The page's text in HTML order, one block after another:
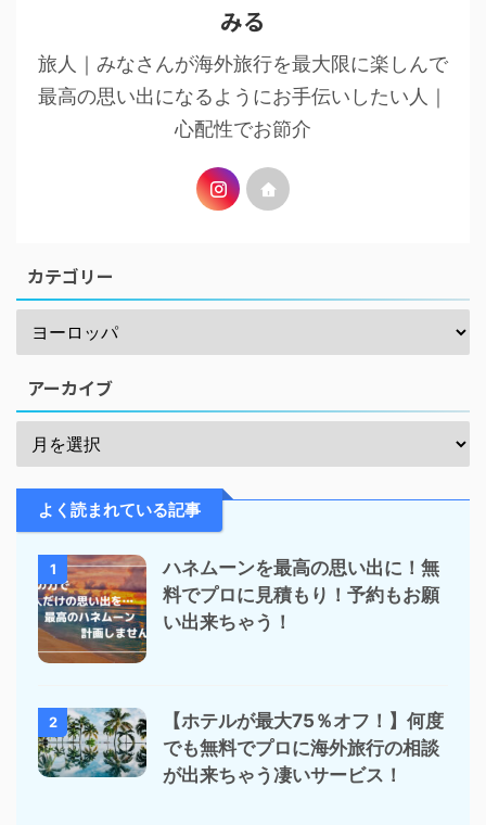
みる
旅人｜みなさんが海外旅行を最大限に楽しんで
最高の思い出になるようにお手伝いしたい人｜
心配性でお節介
カテゴリー
アーカイブ
よく読まれている記事
1
ハネムーンを最高の思い出に！無
料でプロに見積もり！予約もお願
い出来ちゃう！
2
【ホテルが最大75％オフ！】何度
でも無料でプロに海外旅行の相談
が出来ちゃう凄いサービス！